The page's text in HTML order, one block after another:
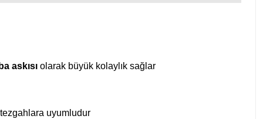
askısı olarak büyük kolaylık sağlar
tezgahlara uyumludur